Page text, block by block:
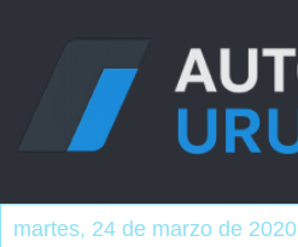
martes, 24 de marzo de 2020